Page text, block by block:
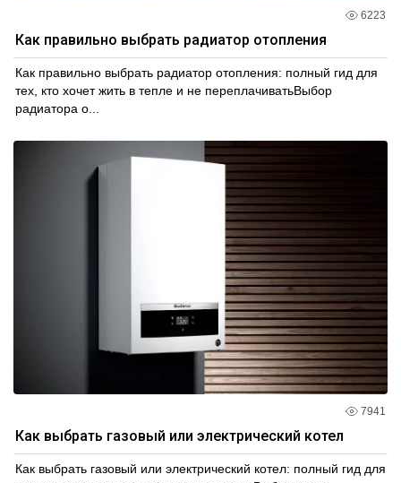
6223
Как правильно выбрать радиатор отопления
Как правильно выбрать радиатор отопления: полный гид для
тех, кто хочет жить в тепле и не переплачиватьВыбор
радиатора о...
7941
Как выбрать газовый или электрический котел
Как выбрать газовый или электрический котел: полный гид для